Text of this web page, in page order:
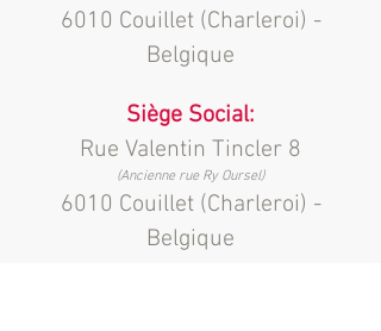
6010 Couillet (Charleroi) -
Belgique
Siège Social:
Rue Valentin Tincler 8
(Ancienne rue Ry Oursel)
6010 Couillet (Charleroi) -
Belgique